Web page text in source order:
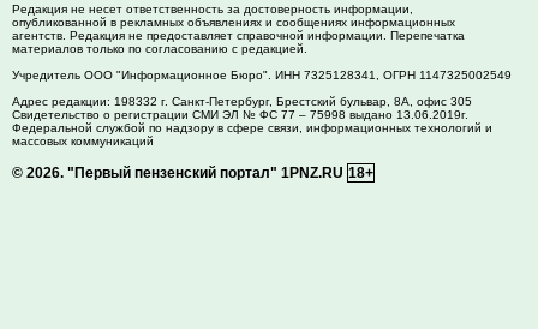
Редакция не несет ответственность за достоверность информации,
опубликованной в рекламных объявлениях и сообщениях информационных
агентств. Редакция не предоставляет справочной информации. Перепечатка
материалов только по согласованию с редакцией.
Учредитель ООО "Информационное Бюро". ИНН 7325128341, ОГРН 1147325002549
Адрес редакции: 198332 г. Санкт-Петербург, Брестский бульвар, 8А, офис 305
Свидетельство о регистрации СМИ ЭЛ № ФС 77 – 75998 выдано 13.06.2019г.
Федеральной службой по надзору в сфере связи, информационных технологий и
массовых коммуникаций
© 2026. "Первый пензенский портал" 1PNZ.RU 18+